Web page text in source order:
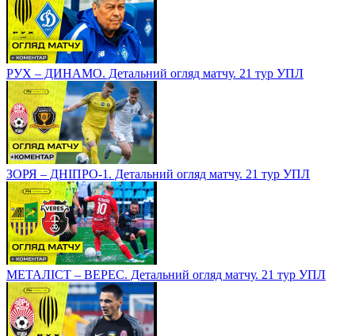
РУХ – ДИНАМО. Детальний огляд матчу. 21 тур УПЛ
ЗОРЯ – ДНІПРО-1. Детальний огляд матчу. 21 тур УПЛ
МЕТАЛІСТ – ВЕРЕС. Детальний огляд матчу. 21 тур УПЛ